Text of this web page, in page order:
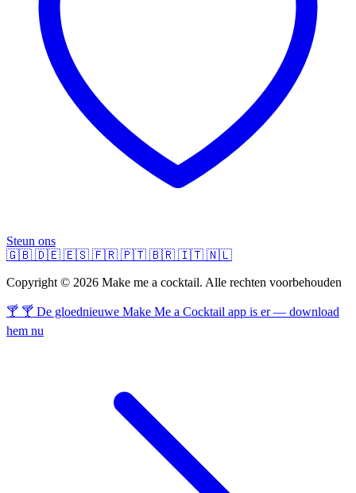
Steun ons
🇬🇧 🇩🇪 🇪🇸 🇫🇷 🇵🇹 🇧🇷 🇮🇹 🇳🇱
Copyright © 2026 Make me a cocktail. Alle rechten voorbehouden
🍸 🍸 De gloednieuwe Make Me a Cocktail app is er — download
hem nu